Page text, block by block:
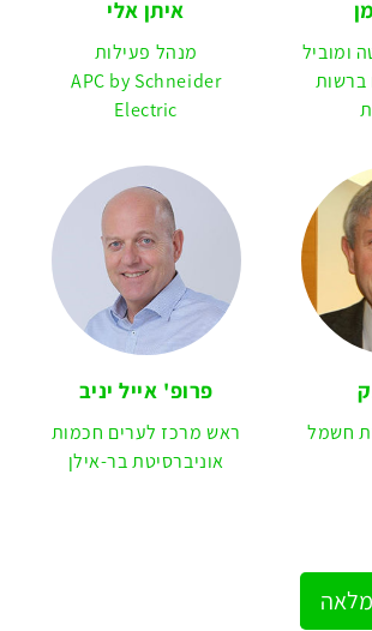
ומוביל
ברשות
איתן אלי
מנהל פעילות
APC by Schneider
Electric
חשמל
פרופ' אייל יניב
ראש מרכז לערים חכמות
אוניברסיטת בר-אילן